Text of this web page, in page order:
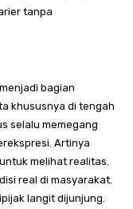
tanpa
bagian
khususnya di tengah
selalu memegang
Artinya
melihat realitas.
real di masyarakat.
langit dijunjung.